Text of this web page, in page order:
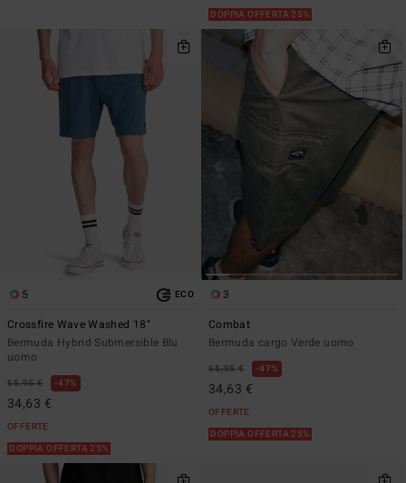
DOPPIA OFFERTA 25%
5 ECO
Crossfire Wave Washed 18"
Bermuda Hybrid Submersible Blu
uomo
65,95 € 47%
34,63 €
OFFERTE
DOPPIA OFFERTA 25%
3
Combat
Bermuda cargo Verde uomo
65,95 € 47%
34,63 €
OFFERTE
DOPPIA OFFERTA 25%